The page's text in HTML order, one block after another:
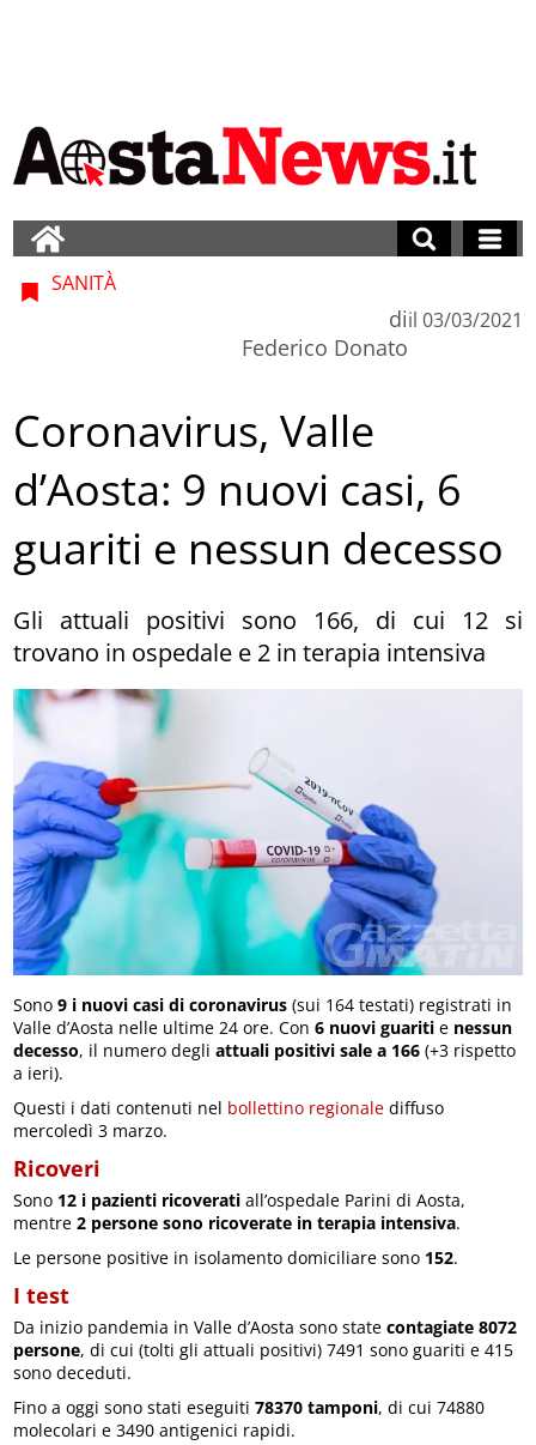
SANITÀ
di
Federico Donato
il 03/03/2021
Coronavirus, Valle
d’Aosta: 9 nuovi casi, 6
guariti e nessun decesso
Gli attuali positivi sono 166, di cui 12 si
trovano in ospedale e 2 in terapia intensiva
Sono9 i nuovi casi di coronavirus (sui 164 testati) registrati in
Valle d’Aosta nelle ultime 24 ore. Con6 nuovi guariti e nessun
decesso, il numero degliattuali positivi sale a 166 (+3 rispetto
a ieri).
Questi i dati contenuti nel bollettino regionale diffuso
mercoledì 3 marzo.
Ricoveri
Sono 12 i pazienti ricoverati all’ospedale Parini di Aosta,
mentre2 persone sono ricoverate in terapia intensiva.
Le persone positive in isolamento domiciliare sono 152.
I test
Da inizio pandemia in Valle d’Aosta sono statecontagiate 8072
persone, di cui (tolti gli attuali positivi) 7491 sono guariti e 415
sono deceduti.
Fino a oggi sono stati eseguiti78370 tamponi, di cui 74880
molecolari e 3490 antigenici rapidi.